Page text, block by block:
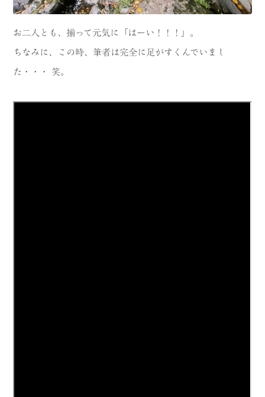
お二人とも、揃って元気に「はーい！！！」。
ちなみに、この時、筆者は完全に足がすくんでいまし
た・・・ 笑。